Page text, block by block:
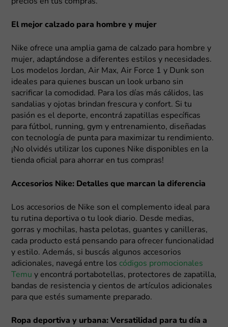
El mejor calzado para hombre y mujer
Nike ofrece una amplia gama de calzado para hombre y
mujer, adaptándose a diferentes estilos y necesidades.
Los modelos Jordan, Air Max, Air Force 1 y Dunk son
ideales para quienes buscan un look urbano sin
sacrificar la comodidad. Para los días más cálidos, las
sandalias y ojotas brindan frescura y confort. Si tu
pasión es el deporte, encontrá zapatillas específicas
para fútbol, running, gym y entrenamiento, diseñadas
con tecnología de punta para maximizar tu rendimiento.
¡No olvidés utilizar los cupones Nike disponibles en la
tienda oficial para ahorrar en tus compras!
Accesorios Nike: Detalles que marcan la diferencia
Los accesorios de Nike son el complemento ideal para
tu rutina deportiva o tu look diario. Desde medias,
gorras y mochilas, hasta pelotas, guantes y canilleras,
cada producto está pensando para ofrecer funcionalidad
y estilo. Además, si buscás algunos accesorios
adicionales, navegá entre los códigos promocionales
Temu y encontrá portabotellas, protectores de zapatilla,
bandas de resistencia y cientos de artículos adicionales
para que estés sumamente preparado.
Ropa deportiva y urbana: Versatilidad para tu día a